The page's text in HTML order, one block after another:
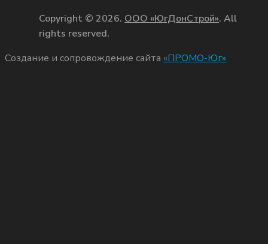
Copyright © 2026. ООО «ЮгДонСтрой». All
rights reserved.
Создание и сопровождение сайта «ПРОМО-Юг»